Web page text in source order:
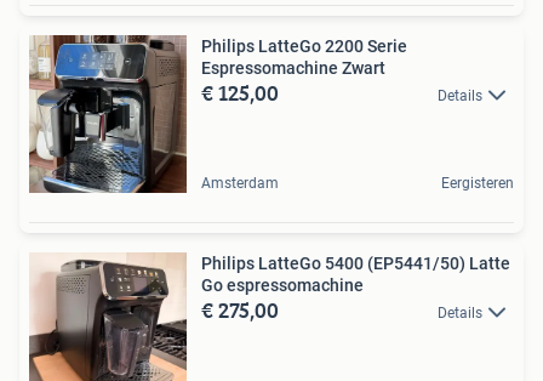
Philips LatteGo 2200 Serie
Espressomachine Zwart
€ 125,00 Details
Amsterdam Eergisteren
Philips LatteGo 5400 (EP5441/50) Latte
Go espressomachine
€ 275,00 Details